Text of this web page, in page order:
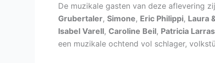
De muzikale gasten van deze aflevering
Grubertaler, Simone, Eric Philippi, Laura
Isabel Varell, Caroline Beil, Patricia
een muzikale ochtend vol schlager,